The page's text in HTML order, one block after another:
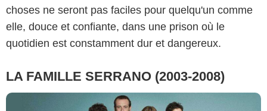
choses ne seront pas faciles pour quelqu'un comme
elle, douce et confiante, dans une prison où le
quotidien est constamment dur et dangereux.
LA FAMILLE SERRANO (2003-2008)